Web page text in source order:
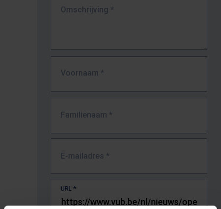
Omschrijving *
Voornaam *
Familienaam *
E-mailadres *
URL *